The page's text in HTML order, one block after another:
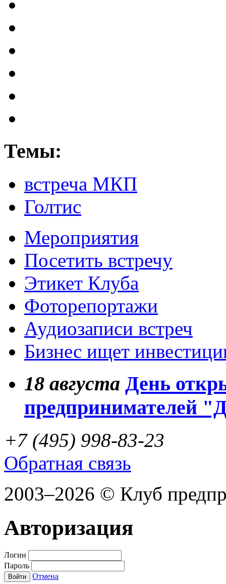
Темы:
встреча МКП
Голтис
Мероприятия
Посетить встречу
Этикет Клуба
Фоторепортажи
Аудиозаписи встреч
Бизнес ищет
18 августа День
предпринимателей
+7 (495) 998-83-23
Обратная связь
2003–2026 © Клуб
Авторизация
Логин
Пароль
Войти Отмена